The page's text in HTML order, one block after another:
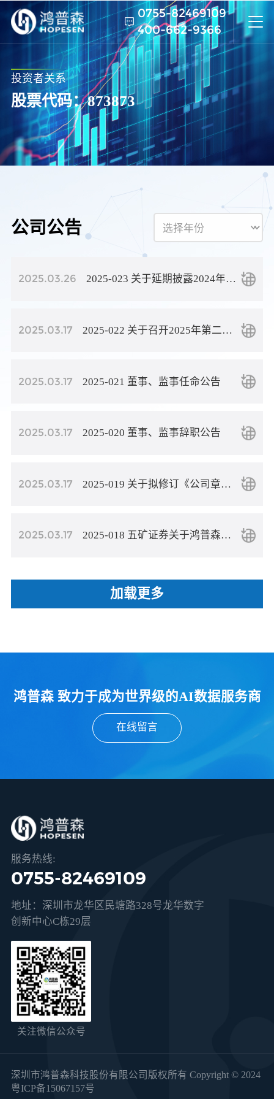
0755-82469109
400-662-9366
投资者关系
股票代码：873873
向下滚动
公司公告
2025.03.26 2025-023 关于延期披露2024年年度报告的公告
2025.03.17 2025-022 关于召开2025年第二次临时股东会通知公告
2025.03.17 2025-021 董事、监事任命公告
2025.03.17 2025-020 董事、监事辞职公告
2025.03.17 2025-019 关于拟修订《公司章程》公告
2025.03.17 2025-018 五矿证券关于鸿普森终止回购股份方案的合法合规性意见
加载更多
鸿普森 致力于成为世界级的AI数据服务商
在线留言
服务热线:
0755-82469109
地址：深圳市龙华区民塘路328号龙华数字
创新中心C栋29层
关注微信公众号
深圳市鸿普森科技股份有限公司版权所有 Copyright © 2024
粤ICP备15067157号